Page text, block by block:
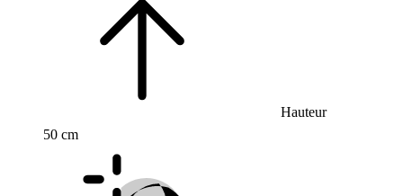
Hauteur
50 cm